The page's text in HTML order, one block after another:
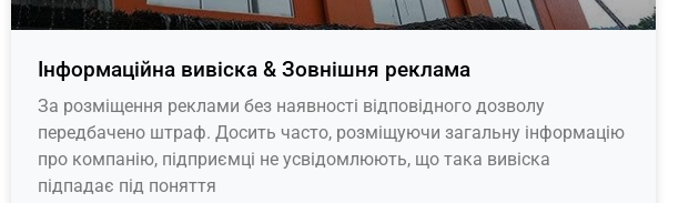
​​Інформаційна вивіска & Зовнішня реклама
За розміщення реклами без наявності відповідного дозволу
передбачено штраф. Досить часто, розміщуючи загальну інформацію
про компанію, підприємці не усвідомлюють, що така вивіска
підпадає під поняття